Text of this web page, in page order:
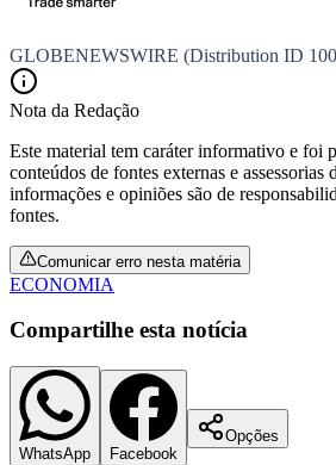
Flamengo
GLOBENEWSWIRE (Distribution ID
Nota da Redação
Este material tem caráter informativo e foi
conteúdos de fontes externas e assessorias
informações e opiniões são de
fontes.
Comunicar erro nesta matéria
ECONOMIA
Compartilhe esta notícia
WhatsApp Facebook
Opções